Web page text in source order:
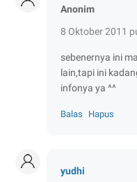
Anonim
8 Oktober 2011
sebenernya ini
lain,tapi ini
infonya ya ^^
Balas Hapus
yudhi